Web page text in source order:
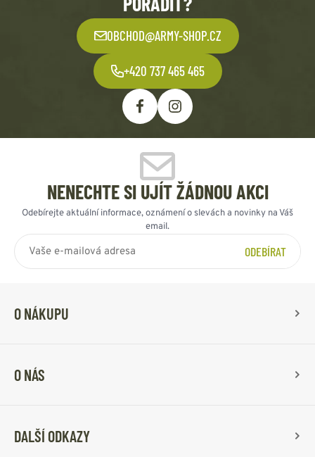
OBCHOD@ARMY-SHOP.CZ
+420 737 465 465
NENECHTE SI UJÍT ŽÁDNOU AKCI
Odebírejte aktuální informace, oznámení o slevách a novinky na Váš
email.
ODEBÍRAT
O NÁKUPU
O NÁS
DALŠÍ ODKAZY